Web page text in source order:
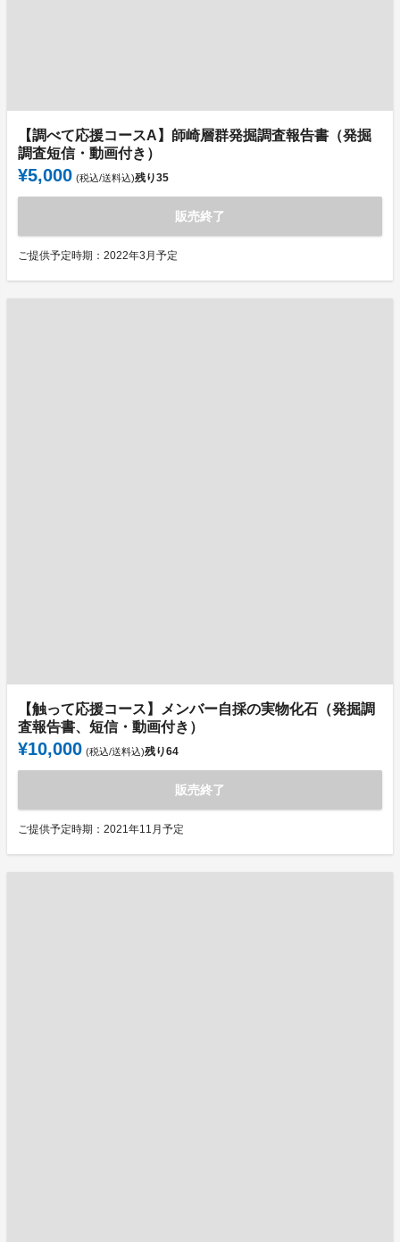
【調べて応援コースA】師崎層群発掘調査報告書（発掘
調査短信・動画付き）
¥5,000 (税込/送料込)残り35
販売終了
ご提供予定時期：2022年3月予定
【触って応援コース】メンバー自採の実物化石（発掘調
査報告書、短信・動画付き）
¥10,000 (税込/送料込)残り64
販売終了
ご提供予定時期：2021年11月予定